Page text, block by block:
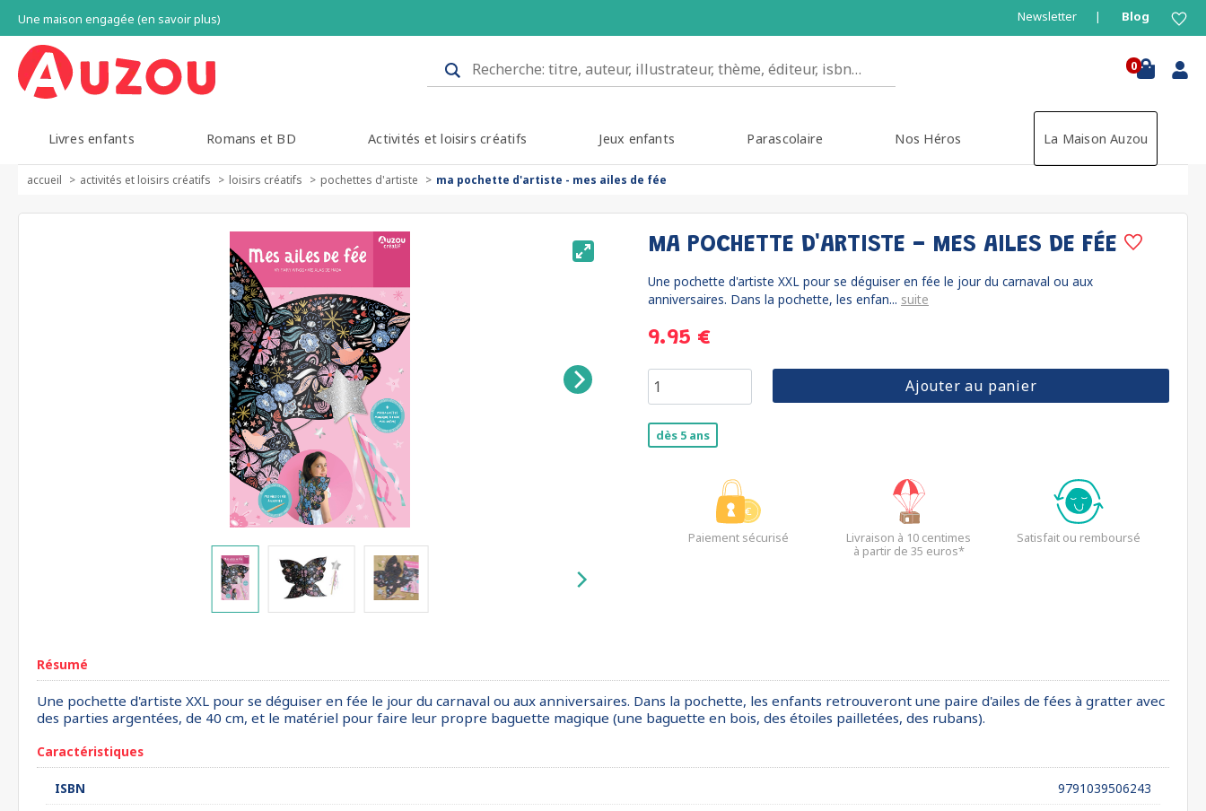
Une maison engagée (en savoir plus) Newsletter Blog
0
Livres enfants Romans et BD Activités et loisirs créatifs Jeux enfants Parascolaire Nos Héros La Maison Auzou
accueil activités et loisirs créatifs loisirs créatifs pochettes d'artiste ma pochette d'artiste - mes ailes de fée
MA POCHETTE D'ARTISTE - MES AILES DE FÉE
Une pochette d'artiste XXL pour se déguiser en fée le jour du carnaval ou aux
anniversaires. Dans la pochette, les enfan... suite
9.95 €
Ajouter au panier
dès 5 ans
Paiement sécurisé
Livraison à 10 centimes
à partir de 35 euros*
Satisfait ou remboursé
Résumé
Une pochette d'artiste XXL pour se déguiser en fée le jour du carnaval ou aux anniversaires. Dans la pochette, les enfants retrouveront une paire d'ailes de fées à gratter avec
des parties argentées, de 40 cm, et le matériel pour faire leur propre baguette magique (une baguette en bois, des étoiles pailletées, des rubans).
Caractéristiques
ISBN
9791039506243